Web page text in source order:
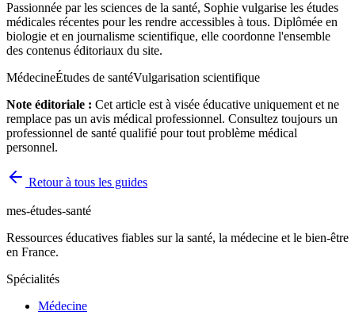
Passionnée par les sciences de la santé, Sophie vulgarise les études
médicales récentes pour les rendre accessibles à tous. Diplômée en
biologie et en journalisme scientifique, elle coordonne l'ensemble
des contenus éditoriaux du site.
MédecineÉtudes de santéVulgarisation scientifique
Note éditoriale : Cet article est à visée éducative uniquement et ne
remplace pas un avis médical professionnel. Consultez toujours un
professionnel de santé qualifié pour tout problème médical
personnel.
Retour à tous les guides
mes-études-santé
Ressources éducatives fiables sur la santé, la médecine et le bien-être
en France.
Spécialités
Médecine